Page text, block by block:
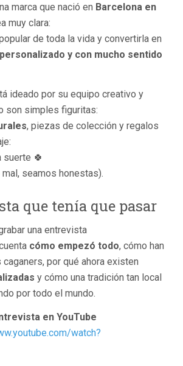
marca que nació en Barcelona en
muy clara:
de toda la vida y convertirla en
y con mucho sentido
ideado por su equipo creativo y
son simples figuritas:
, piezas de colección y regalos
suerte 🍀
seamos honestas).
que tenía que pasar
una entrevista
cómo empezó todo, cómo han
por qué ahora existen
y cómo una tradición tan local
por todo el mundo.
en YouTube
watch?